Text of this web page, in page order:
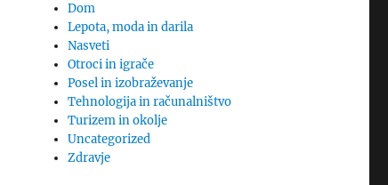
Dom
Lepota, moda in darila
Nasveti
Otroci in igrače
Posel in izobraževanje
Tehnologija in računalništvo
Turizem in okolje
Uncategorized
Zdravje